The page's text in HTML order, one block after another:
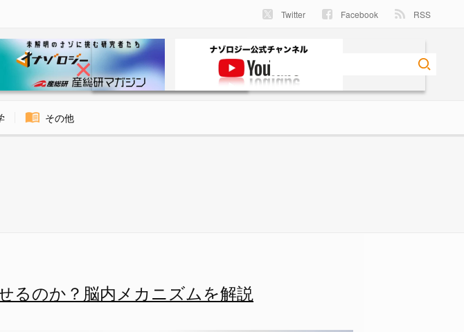
Twitter Facebook RSS
その他
るのか？脳内メカニズムを解説